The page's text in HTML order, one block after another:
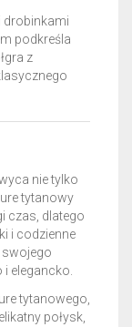
drobinkami
podkreśla
z
nie tylko
tytanowy
czas, dlatego
i codzienne
swojego
elegancko.
tytanowego,
połysk,